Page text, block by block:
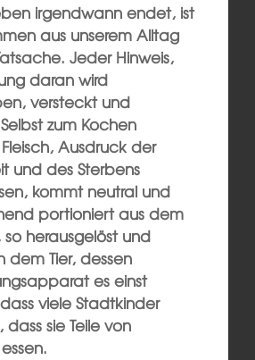
irgendwann endet, ist
aus unserem Alltag
Jeder Hinweis,
daran wird
versteckt und
zum Kochen
Ausdruck der
und des Sterbens
kommt neutral und
portioniert aus dem
herausgelöst und
dem Tier, dessen
es einst
viele Stadtkinder
dass sie Teile von